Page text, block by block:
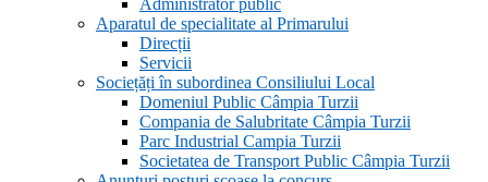
Administrator public
Aparatul de specialitate al Primarului
Direcții
Servicii
Sociețăți în subordinea Consiliului Local
Domeniul Public Câmpia Turzii
Compania de Salubritate Câmpia Turzii
Parc Industrial Campia Turzii
Societatea de Transport Public Câmpia Turzii